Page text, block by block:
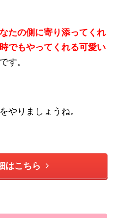
たの側に寄り添ってくれ
でもやってくれる可愛い
す。
やりましょうね。
はこちら